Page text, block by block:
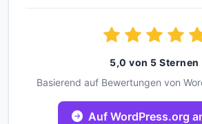
5,0 von 5 Sternen
Basierend auf Bewertungen von
Auf WordPress.org